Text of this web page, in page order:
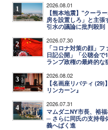
1 2026.08.01
【熊本地震】"クーラ
房を設置しろ」と主
引水の議論に批判殺到
2 2026.07.30
「コロナ対策の顔」
日記公開」「公聴会で
ランプ政権の最終的な
3 2026.08.02
【名画座リバティ
リンカーン』
4 2026.07.31
マムダニNY市長、裕
─ さらに同氏の支持母
義へばく進